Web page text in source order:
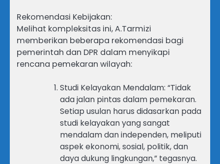
Rekomendasi Kebijakan:
Melihat kompleksitas ini, A.Tarmizi
memberikan beberapa rekomendasi bagi
pemerintah dan DPR dalam menyikapi
rencana pemekaran wilayah:
Studi Kelayakan Mendalam: “Tidak
ada jalan pintas dalam pemekaran.
Setiap usulan harus didasarkan pada
studi kelayakan yang sangat
mendalam dan independen, meliputi
aspek ekonomi, sosial, politik, dan
daya dukung lingkungan,” tegasnya.